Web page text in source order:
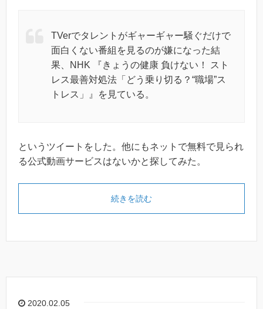
TVerでタレントがギャーギャー騒ぐだけで
面白くない番組を見るのが嫌になった結
果、NHK 『きょうの健康 負けない！ スト
レス最善対処法「どう乗り切る？“職場”ス
トレス」』を見ている。
というツイートをした。他にもネットで無料で見られ
る公式動画サービスはないかと探してみた。
続きを読む
2020.02.05